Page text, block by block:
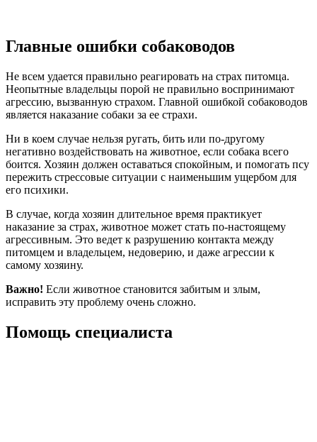
Главные ошибки собаководов
Не всем удается правильно реагировать на страх питомца.
Неопытные владельцы порой не правильно воспринимают
агрессию, вызванную страхом. Главной ошибкой собаководов
является наказание собаки за ее страхи.
Ни в коем случае нельзя ругать, бить или по-другому
негативно воздействовать на животное, если собака всего
боится. Хозяин должен оставаться спокойным, и помогать псу
пережить стрессовые ситуации с наименьшим ущербом для
его психики.
В случае, когда хозяин длительное время практикует
наказание за страх, животное может стать по-настоящему
агрессивным. Это ведет к разрушению контакта между
питомцем и владельцем, недоверию, и даже агрессии к
самому хозяину.
Важно! Если животное становится забитым и злым,
исправить эту проблему очень сложно.
Помощь специалиста